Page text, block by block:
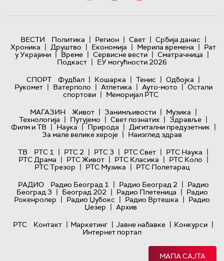
ВЕСТИ Политика | Регион | Свет | Србија данас |
Хроника | Друштво | Економија | Мерила времена | Рат
у Украјини | Време | Сервисне вести | Сматрачница |
Подкаст | ЕУ могућности 2026
СПОРТ
Фудбал | Кошарка | Тенис | Одбојка |
Рукомет | Ватерполо | Атлетика | Ауто-мото | Остали
спортови | Меморијал РТС
МАГАЗИН
Живот | Занимљивости | Музика |
Технологијa | Путујемо | Свет познатих | Здравље |
Филм и ТВ | Наука | Природа | Дигитални предузетник |
За мале велике хероје | Наизглед здрав
ТВ
РТС 1 | РТС 2 | РТС 3 | РТС Свет | РТС Наука |
РТС Драма | РТС Живот | РТС Класика | РТС Коло |
РТС Трезор | РТС Музика | РТС Полетарац
РАДИО
Радио Београд 1 | Радио Београд 2 | Радио
Београд 3 | Београд 202 | Радио Плетеница | Радио
Рокенролер | Радио Џубокс | Радио Вртешка | Радио
Џезер | Архив
РТС
Контакт | Маркетинг | Јавне набавке | Конкурси |
Интернет портал
МАПА САЈТА